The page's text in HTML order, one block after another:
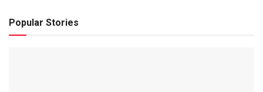
Popular Stories